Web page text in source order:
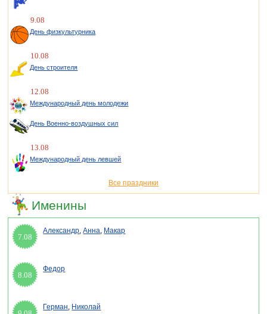
9.08
День физкультурника
10.08
День строителя
12.08
Международный день молодежи
День Военно-воздушных сил
13.08
Международный день левшей
Все праздники
Именины
7.08
Александр,Анна, Макар
8.08
Федор
Герман, Николай